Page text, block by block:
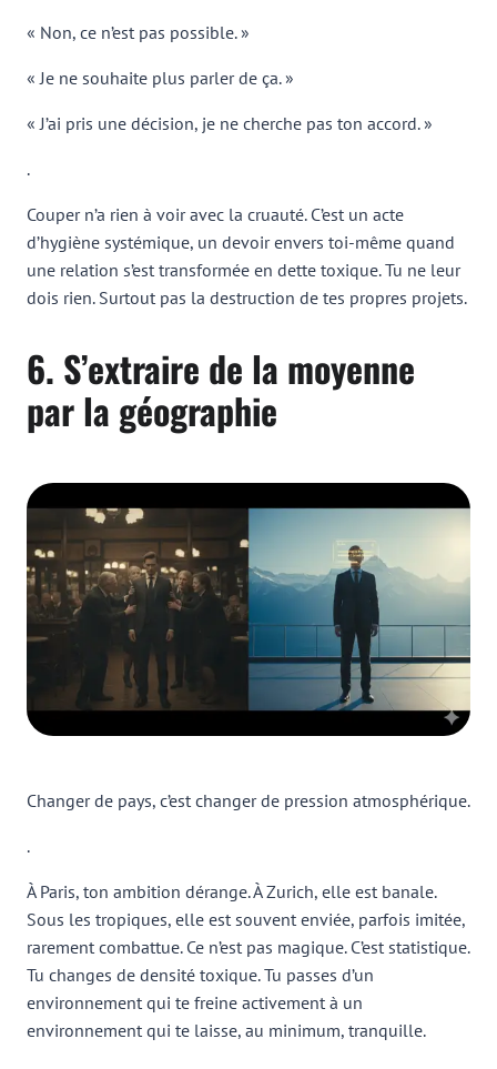
« Non, ce n’est pas possible. »
« Je ne souhaite plus parler de ça. »
« J’ai pris une décision, je ne cherche pas ton accord. »
.
Couper n’a rien à voir avec la cruauté. C’est un acte
d’hygiène systémique, un devoir envers toi-même quand
une relation s’est transformée en dette toxique. Tu ne leur
dois rien. Surtout pas la destruction de tes propres projets.
6. S’extraire de la moyenne
par la géographie
Changer de pays, c’est changer de pression atmosphérique.
.
À Paris, ton ambition dérange. À Zurich, elle est banale.
Sous les tropiques, elle est souvent enviée, parfois imitée,
rarement combattue. Ce n’est pas magique. C’est statistique.
Tu changes de densité toxique. Tu passes d’un
environnement qui te freine activement à un
environnement qui te laisse, au minimum, tranquille.